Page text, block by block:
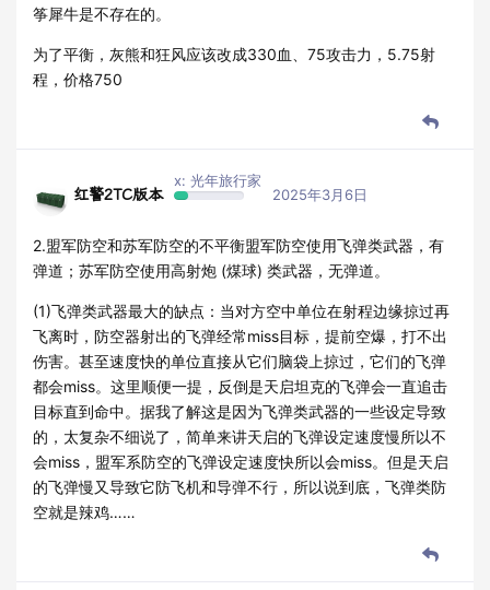
筝犀牛是不存在的。
为了平衡，灰熊和狂风应该改成330血、75攻击力，5.75射
程，价格750
红警2TC版本
x: 光年旅行家
2025年3月6日
2.盟军防空和苏军防空的不平衡盟军防空使用飞弹类武器，有
弹道；苏军防空使用高射炮 (煤球) 类武器，无弹道。
(1)飞弹类武器最大的缺点：当对方空中单位在射程边缘掠过再
飞离时，防空器射出的飞弹经常miss目标，提前空爆，打不出
伤害。甚至速度快的单位直接从它们脑袋上掠过，它们的飞弹
都会miss。这里顺便一提，反倒是天启坦克的飞弹会一直追击
目标直到命中。据我了解这是因为飞弹类武器的一些设定导致
的，太复杂不细说了，简单来讲天启的飞弹设定速度慢所以不
会miss，盟军系防空的飞弹设定速度快所以会miss。但是天启
的飞弹慢又导致它防飞机和导弹不行，所以说到底，飞弹类防
空就是辣鸡……